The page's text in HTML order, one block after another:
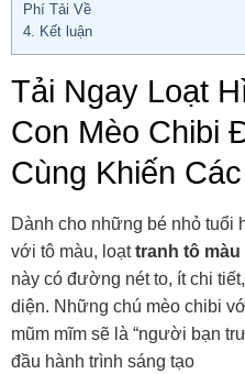
Phí Tải Về
4. Kết luận
Tải Ngay Loạt
Con Mèo Chibi
Cùng Khiến
Dành cho những bé nhỏ tuổi
với tô màu, loạttranh tô
này có đường nét to, ít chi
diện. Những chú mèo chibi
mũm mĩm sẽ là “người bạn
đầu hành trình sáng tạo